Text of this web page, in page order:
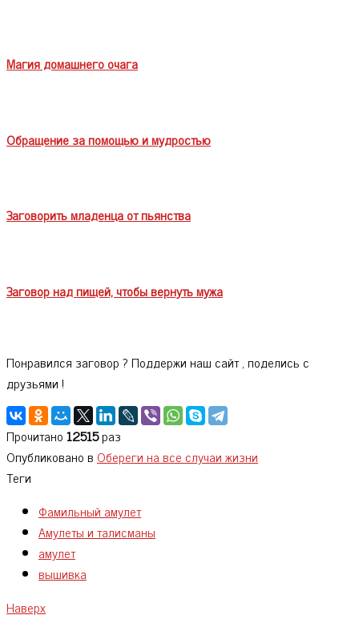
Магия домашнего очага
Обращение за помощью и мудростью
Заговорить младенца от пьянства
Заговор над пищей, чтобы вернуть мужа
Понравился заговор ? Поддержи наш сайт , поделись с
друзьями !
Прочитано12515раз
Опубликовано в Обереги на все случаи жизни
Теги
Фамильный амулет
Амулеты и талисманы
амулет
вышивка
Наверх